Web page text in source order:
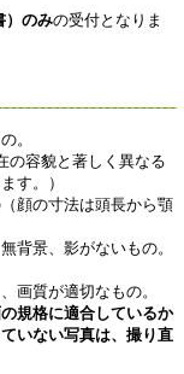
のみの受付となりま
。
の容貌と著しく異なる
す。）
顔の寸法は頭長から顎
背景、影がないもの。
画質が適切なもの。
規格に適合しているか
いない写真は、撮り直